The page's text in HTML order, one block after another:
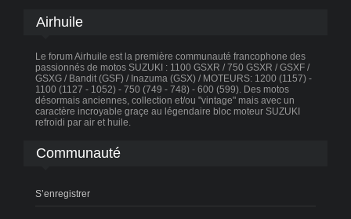
Airhuile
Le forum Airhuile est la première communauté francophone des
passionnés de motos SUZUKI : 1100 GSXR / 750 GSXR / GSXF /
GSXG / Bandit (GSF) / Inazuma (GSX) / MOTEURS: 1200 (1157) -
1100 (1127 - 1052) - 750 (749 - 748) - 600 (599). Des motos
désormais anciennes, collection et/ou "vintage" mais avec un
caractère incroyable graçe au légendaire bloc moteur SUZUKI
refroidi par air et huile.
Communauté
S’enregistrer